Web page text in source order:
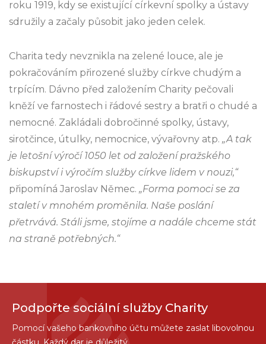
roku 1919, kdy se existující církevní spolky a ústavy
sdružily a začaly působit jako jeden celek.
Charita tedy nevznikla na zelené louce, ale je
pokračováním přirozené služby církve chudým a
trpícím. Dávno před založením Charity pečovali
kněží ve farnostech i řádové sestry a bratři o chudé a
nemocné. Zakládali dobročinné spolky, ústavy,
sirotčince, útulky, nemocnice, vývařovny atp. „A tak
je letošní výročí 1050 let od založení pražského
biskupství i výročím služby církve lidem v nouzi,“
připomíná Jaroslav Němec. „Forma pomoci se za
staletí v mnohém proměnila. Naše poslání
přetrvává. Stáli jsme, stojíme a nadále chceme stát
na straně potřebných.“
Podpořte sociální služby Charity
Pomocí vašeho bankovního účtu můžete zaslat libovolnou